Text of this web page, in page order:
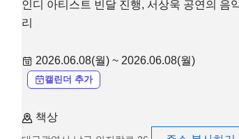
인디 아티스트 빈달 진행, 서상욱 공연의 음
리
2026.06.08(월) ~ 2026.06.08(월)
캘린더 추가
책상